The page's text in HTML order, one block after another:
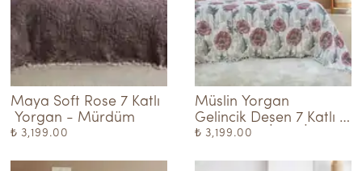
Maya Soft Rose 7 Katlı
Yorgan - Mürdüm
₺ 3,199.00
Müslin Yorgan
Gelincik Desen 7 Katlı
Dolgulu - KİREMİT-
₺ 3,199.00